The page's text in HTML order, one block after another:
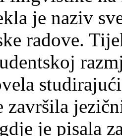
je naziv
radove.
završila
je pisala